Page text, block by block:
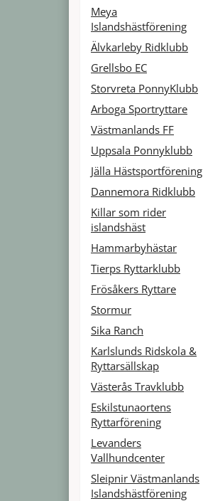
Meya
Islandshästförening
Älvkarleby Ridklubb
Grellsbo EC
Storvreta PonnyKlubb
Arboga Sportryttare
Västmanlands FF
Uppsala Ponnyklubb
Jälla Hästsportförening
Dannemora Ridklubb
Killar som rider
islandshäst
Hammarbyhästar
Tierps Ryttarklubb
Frösåkers Ryttare
Stormur
Sika Ranch
Karlslunds Ridskola &
Ryttarsällskap
Västerås Travklubb
Eskilstunaortens
Ryttarförening
Levanders
Vallhundcenter
Sleipnir Västmanlands
Islandshästförening